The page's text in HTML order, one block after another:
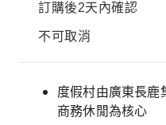
訂購後2天內確認
不可取消
度假村由廣東長鹿
商務休閒為核心